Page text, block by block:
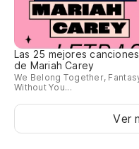
Las 25 mejores canciones
de Mariah Carey
We Belong Together,
Without You...
Ver